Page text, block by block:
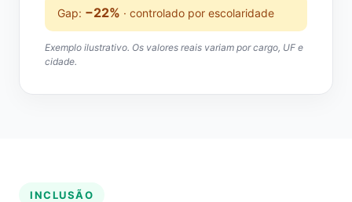
Gap: −22% · controlado por escolaridade
Exemplo ilustrativo. Os valores reais variam por cargo, UF e
cidade.
INCLUSÃO